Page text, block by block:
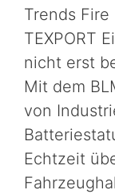
Trends
TEXPORT
nicht erst
Mit dem
von
Echtzeit